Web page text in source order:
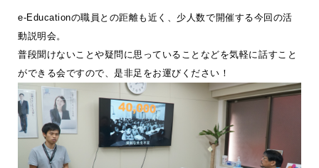
e-Educationの職員との距離も近く、少人数で開催する今回の活
動説明会。
普段聞けないことや疑問に思っていることなどを気軽に話すこと
ができる会ですので、是非足をお運びください！